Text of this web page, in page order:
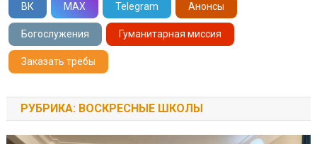
ВК MAX Telegram Анонсы
Богослужения Гуманитарная миссия
Заказать требы
РУБРИКА: ВОСКРЕСНЫЕ ШКОЛЫ